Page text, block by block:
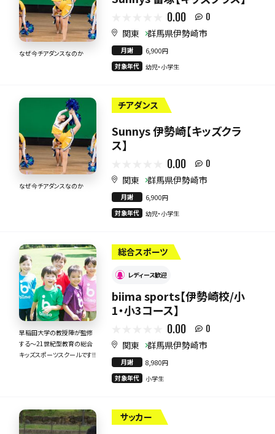
なぜ今チアダンスなのか
0.00 0
関東 群馬県伊勢崎市
月謝
6,900円
対象年代
幼児・小学生
なぜ今チアダンスなのか
チアダンス
Sunnys 伊勢崎【キッズクラ
ス】
0.00 0
関東 群馬県伊勢崎市
月謝
6,900円
対象年代
幼児・小学生
早稲田大学の教授陣が監修
する～21世紀型教育の総合
キッズスポーツスクールです‼
総合スポーツ
レディース歓迎
biima sports【伊勢崎校/小
1・小3コース】
0.00 0
関東 群馬県伊勢崎市
月謝
8,980円
対象年代
小学生
サッカー